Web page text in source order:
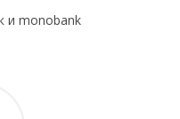
и monobank